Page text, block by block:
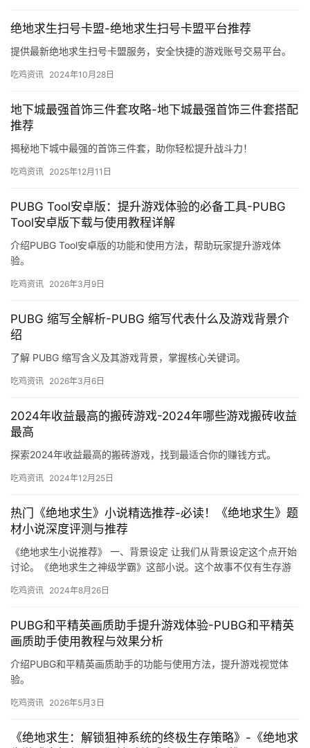
绝地求生扫号卡盟-绝地求生扫号卡盟平台推荐
提供最新绝地求生扫号卡盟服务，安全快捷的游戏账号交易平台。
吃鸡资讯 2024年10月28日
地下城最强首饰三件套攻略-地下城最强首饰三件套搭配
推荐
揭秘地下城中最强的首饰三件套，助你轻松提升战斗力！
吃鸡资讯 2025年12月11日
PUBG Tool安卓版：提升游戏体验的必备工具-PUBG
Tool安卓版下载与使用教程详解
介绍PUBG Tool安卓版的功能和使用方法，帮助玩家提升游戏体
验。
吃鸡资讯 2026年3月9日
PUBG 缩写全解析-PUBG 缩写代表什么及游戏背景介
绍
了解 PUBG 缩写含义及其游戏背景，掌握核心关键词。
吃鸡资讯 2026年3月6日
2024年收益最高的搬砖游戏-2024年哪些游戏搬砖收益
最高
探索2024年收益最高的搬砖游戏，找到最适合你的赚钱方式。
吃鸡资讯 2024年12月25日
热门《绝地求生》小说精选推荐-必读！《绝地求生》题
材小说深度评测与推荐
《绝地求生小说推荐》 一、背景设定 让我们从背景设定这个点开始
讨论。《绝地求生之神级学霸》这部小说。这个故事不仅有生存游
吃鸡资讯 2024年8月26日
PUBG和平精英画质助手提升游戏体验-PUBG和平精英
画质助手使用教程与效果分析
介绍PUBG和平精英画质助手的功能与使用方法，提升游戏视觉体
验。
吃鸡资讯 2026年5月3日
《绝地求生：解锁狙神系统的终极生存策略》-《绝地求